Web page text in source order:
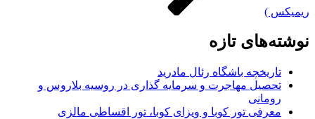
ریمیکس )
نوشته‌های تازه
تاریخچه باشگاه رئال مادرید
تحصیل مهاجرت و سرمایه گذاری در روسیه بلاروس و
رومانی
معرفی تور کوبا و ویزای کوبا، تور اقساطی مالزی